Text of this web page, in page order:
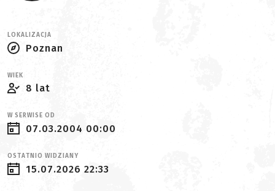
LOKALIZACJA
Poznan
WIEK
8 lat
W SERWISE OD
07.03.2004 00:00
OSTATNIO WIDZIANY
15.07.2026 22:33